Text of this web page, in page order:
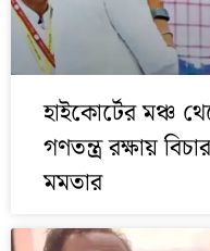
হাইকোর্টের মঞ্চ
গণতন্ত্র রক্ষায়
মমতার